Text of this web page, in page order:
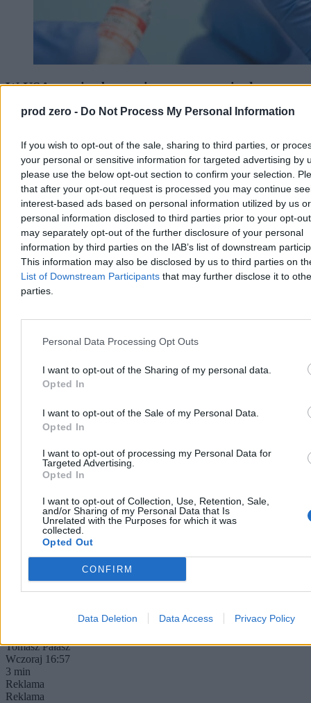
prod zero - Do Not Process My Personal Information
If you wish to opt-out of the sale, sharing to third parties, or
your personal or sensitive information for targeted advertising by
please use the below opt-out section to confirm your selection.
that after your opt-out request is processed you may continue
interest-based ads based on personal information utilized by us or
personal information disclosed to third parties prior to your opt-
may separately opt-out of the further disclosure of your personal
information by third parties on the IAB’s list of downstream
This information may also be disclosed by us to third parties on
List of Downstream Participants that may further disclose it to
parties.
Personal Data Processing Opt Outs
I want to opt-out of the Sharing of my personal data.
Opted In
I want to opt-out of the Sale of my Personal Data.
Opted In
I want to opt-out of processing my Personal Data for
Targeted Advertising.
Opted In
I want to opt-out of Collection, Use, Retention, Sale,
and/or Sharing of my Personal Data that Is
Unrelated with the Purposes for which it was
collected.
Opted Out
CONFIRM
Data Deletion Data Access Privacy Policy
W USA zatwierdzono pierwszą szczepionkę
mRNA przeciwko grypie. Jest skuteczniejsza
mRNA przeciw grypie sezonowej. Preparat mFLUSIVA firmy
Moderna jest przeznaczony dla osób od 50. roku życia. Badania
wykazały jego wyższą skuteczność w porównaniu z tradycyjnymi
preparatami.
Krzysztof Jabłonowski
Dzisiaj 13:50
3 min
Zdrowie
Upały dotarły do szpitali. Chore dzieci chłodzone
Ekstremalne upały postawiły w trudnej sytuacji nawet szpitale. Na
oddziale kardiologii dziecięcej w Rzeszowie nie ma klimatyzacji, a
rodzice sami chłodzą dzieci lodem i wiatrakami. Personel przyznaje,
że modernizacja wymagałaby remontu całego oddziału, a nowy
budynek powstanie dopiero za trzy lata.
Tomasz Pałasz
Wczoraj 16:57
3 min
Reklama
Reklama